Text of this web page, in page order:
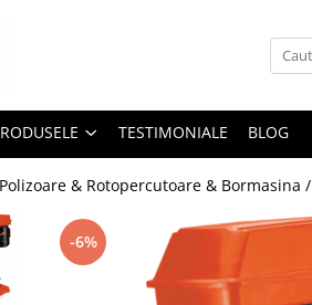
TESTIMONIALE BLOG
Polizoare & Rotopercutoare & Bormasina /
-6%